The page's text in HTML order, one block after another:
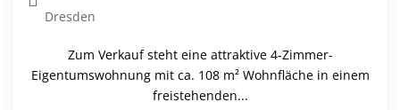
Dresden
Zum Verkauf steht eine attraktive 4-Zimmer-
Eigentumswohnung mit ca. 108 m² Wohnfläche in einem
freistehenden...